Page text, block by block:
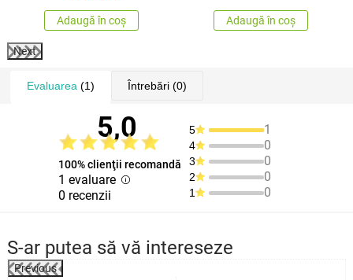
Adaugă în coș Adaugă în coș
Next
Evaluarea (1) Întrebări(0)
5,0
100% clienţii recomandă
1 evaluare
0 recenzii
5 1
4 0
3 0
2 0
1 0
S-ar putea să vă intereseze
Previous